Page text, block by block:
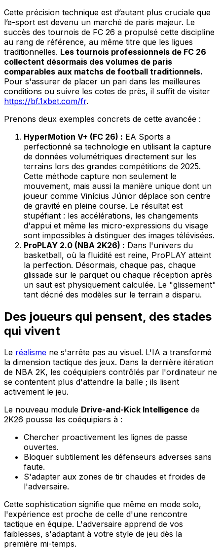
Cette précision technique est d’autant plus cruciale que
l’e-sport est devenu un marché de paris majeur. Le
succès des tournois de FC 26 a propulsé cette discipline
au rang de référence, au même titre que les ligues
traditionnelles. Les tournois professionnels de FC 26
collectent désormais des volumes de paris
comparables aux matchs de football traditionnels.
Pour s'assurer de placer un pari dans les meilleures
conditions ou suivre les cotes de près, il suffit de visiter
https://bf.1xbet.com/fr.
Prenons deux exemples concrets de cette avancée :
HyperMotion V+ (FC 26) : EA Sports a
perfectionné sa technologie en utilisant la capture
de données volumétriques directement sur les
terrains lors des grandes compétitions de 2025.
Cette méthode capture non seulement le
mouvement, mais aussi la manière unique dont un
joueur comme Vinícius Júnior déplace son centre
de gravité en pleine course. Le résultat est
stupéfiant : les accélérations, les changements
d'appui et même les micro-expressions du visage
sont impossibles à distinguer des images télévisées.
ProPLAY 2.0 (NBA 2K26) : Dans l'univers du
basketball, où la fluidité est reine, ProPLAY atteint
la perfection. Désormais, chaque pas, chaque
glissade sur le parquet ou chaque réception après
un saut est physiquement calculée. Le "glissement"
tant décrié des modèles sur le terrain a disparu.
Des joueurs qui pensent, des stades
qui vivent
Le réalisme ne s'arrête pas au visuel. L'IA a transformé
la dimension tactique des jeux. Dans la dernière itération
de NBA 2K, les coéquipiers contrôlés par l'ordinateur ne
se contentent plus d'attendre la balle ; ils lisent
activement le jeu.
Le nouveau module Drive-and-Kick Intelligence de
2K26 pousse les coéquipiers à :
Chercher proactivement les lignes de passe
ouvertes.
Bloquer subtilement les défenseurs adverses sans
faute.
S'adapter aux zones de tir chaudes et froides de
l'adversaire.
Cette sophistication signifie que même en mode solo,
l'expérience est proche de celle d'une rencontre
tactique en équipe. L'adversaire apprend de vos
faiblesses, s'adaptant à votre style de jeu dès la
première mi-temps.